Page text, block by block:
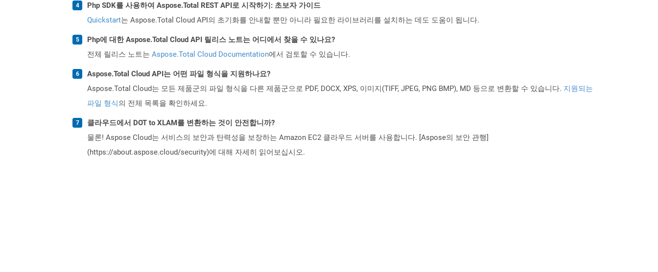
Php SDK를 사용하여 Aspose.Total REST API로 시작하기: 초보자 가이드
Quickstart는 Aspose.Total Cloud API의 초기화를 안내할 뿐만 아니라 필요한 라이브러리를 설치하는 데도 도움이 됩니다.
Php에 대한 Aspose.Total Cloud API 릴리스 노트는 어디에서 찾을 수 있나요?
전체 릴리스 노트는 Aspose.Total Cloud Documentation에서 검토할 수 있습니다.
Aspose.Total Cloud API는 어떤 파일 형식을 지원하나요?
Aspose.Total Cloud는 모든 제품군의 파일 형식을 다른 제품군으로 PDF, DOCX, XPS, 이미지(TIFF, JPEG, PNG BMP), MD 등으로 변환할 수 있습니다. 지원되는
파일 형식의 전체 목록을 확인하세요.
클라우드에서 DOT to XLAM를 변환하는 것이 안전합니까?
물론! Aspose Cloud는 서비스의 보안과 탄력성을 보장하는 Amazon EC2 클라우드 서버를 사용합니다. [Aspose의 보안 관행]
(https://about.aspose.cloud/security)에 대해 자세히 읽어보십시오.